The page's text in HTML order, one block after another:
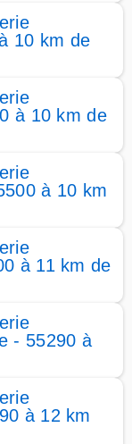
10 km de
à 10 km de
à 10 km
à 11 km de
- 55290 à
à 12 km